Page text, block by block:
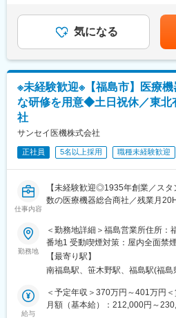
■当社について
医療機器・理化学機器の販売、医
関連の商品や血管カテーテル、内
製品など、先端医療機器を幅広く
い知識と丁寧なサポート体制を評
を続けています。現在は広島本社
を募集します。
■取り扱い製品例：
・心電計
※製品の開発元であるフクダ電子
ーカーとして医療現場では名の通
も前に、国内で先駆けて心電計を
入社後2週間程度は社内制度およ
・導入研修後の3カ月間はOJTを
トを通じてエンジニアとしてのス
社内勉強会定期的に実施され、製
において重要となる最新情報の習
す。
当社はフクダ電子の製品の専門商
る検査機器の製造販売や人工呼吸
賃金はあくまでも目安の金額であ
性があります。月給(月額)は固定
気になる
※未経験歓迎※【福島市】医療
な研修を用意◆土日祝休／東北
社
サンセイ医機株式会社
正社員 5名以上採用 職種未経験歓迎
仕事内容
【未経験歓迎◎1935年創業／ス
数の医療機器総合商社／残業月
～未経験活躍実績～
◎研修体制が整っており、前職で
されております◎
■職務内容：ドクターや看護師に
提案を行っていただきます。マス
入れるようなものまで、幅広くの
勤務地
＜勤務地詳細＞福島営業所住所：
番地1 受動喫煙対策：屋内全面禁煙
【最寄り駅】
南福島駅、笹木野駅、福島駅(福島
給与
＜予定年収＞370万円～401万円
月額（基本給）：212,000円～